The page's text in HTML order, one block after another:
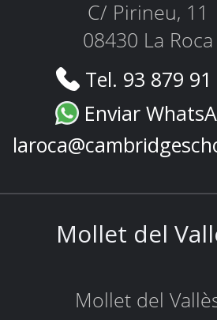
C/ Pirineu, 11
08430 La Roca
Tel. 93 879
Enviar
Mollet del
Mollet del